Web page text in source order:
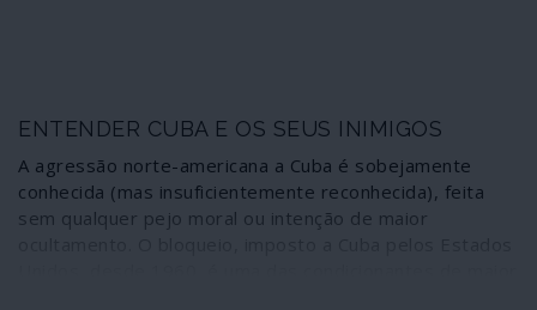
ENTENDER CUBA E OS SEUS INIMIGOS
A agressão norte-americana a Cuba é sobejamente
conhecida (mas insuficientemente reconhecida), feita
sem qualquer pejo moral ou intenção de maior